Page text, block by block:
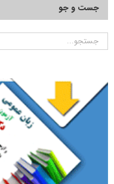
جست و جو
جستجو